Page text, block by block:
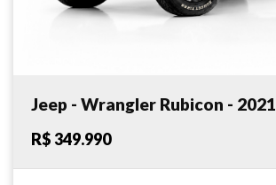
Jeep - Wrangler Rubicon - 2021
R$ 349.990